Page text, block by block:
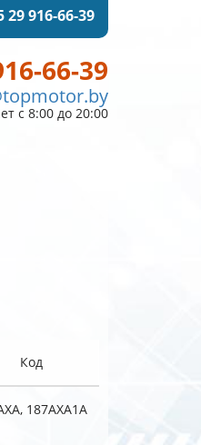
29 916-66-39
66-39
с 8:00 до 20:00
Код
187AXA1A